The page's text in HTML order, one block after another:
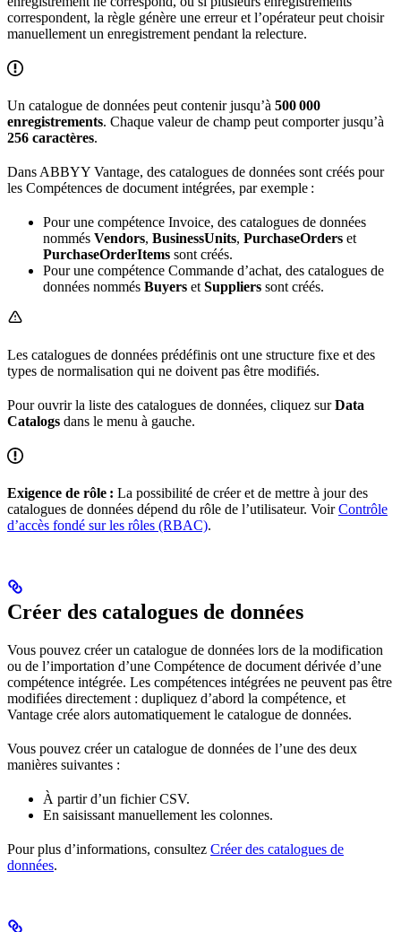
correspondent, la règle génère une erreur et l’opérateur peut choisir
manuellement un enregistrement pendant la relecture.
Un catalogue de données peut contenir jusqu’à 500 000
enregistrements. Chaque valeur de champ peut comporter jusqu’à
256 caractères.
Dans ABBYY Vantage, des catalogues de données sont créés pour
les Compétences de document intégrées, par exemple :
Pour une compétence Invoice, des catalogues de données
nommés Vendors, BusinessUnits, PurchaseOrders et
PurchaseOrderItems sont créés.
Pour une compétence Commande d’achat, des catalogues de
données nommés Buyers et Suppliers sont créés.
Les catalogues de données prédéfinis ont une structure fixe et des
types de normalisation qui ne doivent pas être modifiés.
Pour ouvrir la liste des catalogues de données, cliquez surData
Catalogs dans le menu à gauche.
Exigence de rôle : La possibilité de créer et de mettre à jour des
catalogues de données dépend du rôle de l’utilisateur. VoirContrôle
d’accès fondé sur les rôles (RBAC).
Créer des catalogues de données
Vous pouvez créer un catalogue de données lors de la modification
ou de l’importation d’une Compétence de document dérivée d’une
compétence intégrée. Les compétences intégrées ne peuvent pas être
modifiées directement : dupliquez d’abord la compétence, et
Vantage crée alors automatiquement le catalogue de données.
Vous pouvez créer un catalogue de données de l’une des deux
manières suivantes :
À partir d’un fichier CSV.
En saisissant manuellement les colonnes.
Pour plus d’informations, consultez Créer des catalogues de
données.